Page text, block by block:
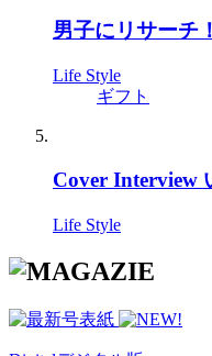
男子にリサーチ
Life Style
ギフト
Cover Interview
Life Style